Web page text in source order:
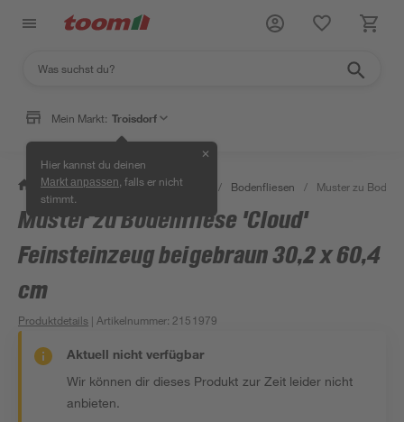
Mein Markt: Troisdorf
Hier kannst du deinen
Markt anpassen , falls er nicht
stimmt.
✕
/ Bauen & Renovieren / Fliesen / Bodenfliesen / Muster zu
Muster zu Bodenfliese 'Cloud'
Feinsteinzeug beigebraun 30,2 x 60,4
cm
Produktdetails | Artikelnummer: 2151979
Aktuell nicht verfügbar
Wir können dir dieses Produkt zur Zeit leider nicht
anbieten.